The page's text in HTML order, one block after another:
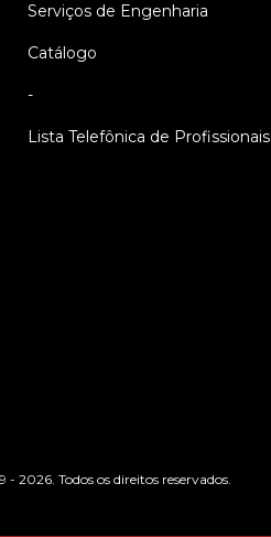
Serviços de Engenharia
Catálogo
-
Lista Telefônica de Profissionais
Todos os direitos reservados.